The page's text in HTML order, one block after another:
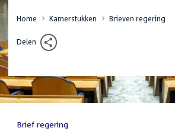
Home Kamerstukken Brieven regering
Delen
Brief regering